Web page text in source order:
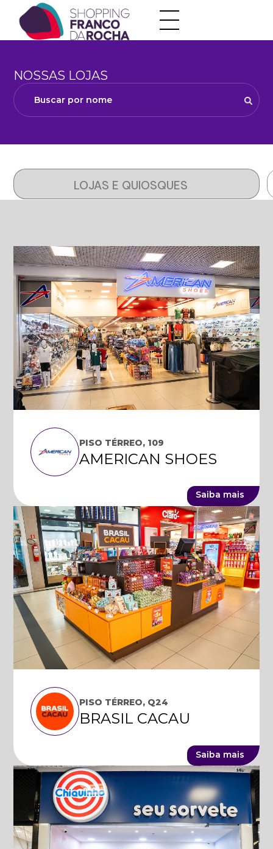
NOSSAS LOJAS
Buscar por nome
LOJAS E QUIOSQUES
PISO TÉRREO, 109
AMERICAN SHOES
Saiba mais
PISO TÉRREO, Q24
BRASIL CACAU
Saiba mais